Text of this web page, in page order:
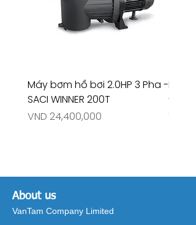
Máy bơm hồ bơi 2.0HP 3 Pha -
SACI WINNER 200T
Price
VND 24,400,000
Máy
-
Price
VND
About us
VanTam Company Limited